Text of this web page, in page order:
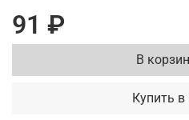
91 ₽
В
Купить в